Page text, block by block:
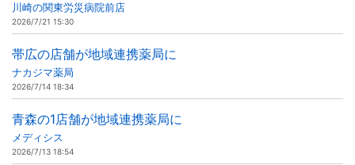
川崎の関東労災病院前店
2026/7/21 15:30
帯広の店舗が地域連携薬局に
ナカジマ薬局
2026/7/14 18:34
青森の1店舗が地域連携薬局に
メディシス
2026/7/13 18:54